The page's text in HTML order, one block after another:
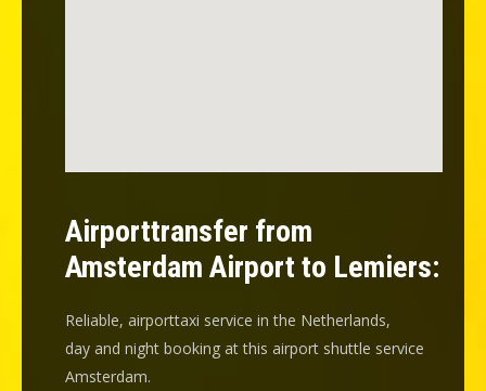
Airporttransfer from
Amsterdam Airport to Lemiers:
Reliable, airporttaxi service in the Netherlands,
day and night booking at this airport shuttle service
Amsterdam.